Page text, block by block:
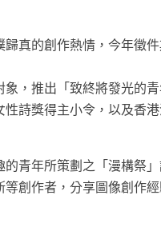
真的創作熱情，今年徵
，推出「致終將發光的
詩獎得主小令，以及香
青年所策劃之「漫構祭
創作者，分享圖像創作